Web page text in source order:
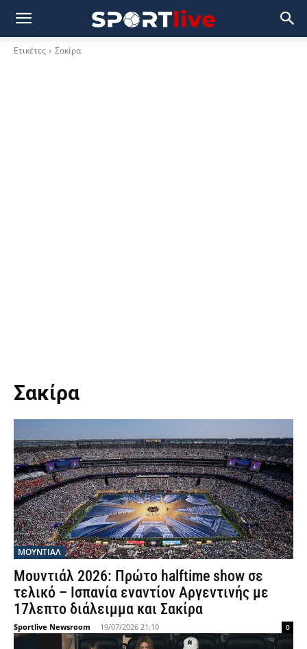
Ετικέτες Σακίρα
Σακίρα
ΜΟΥΝΤΙΆΛ
Μουντιάλ 2026: Πρώτο halftime show σε
τελικό – Ισπανία εναντίον Αργεντινής με
17λεπτο διάλειμμα και Σακίρα
Sportlive Newsroom - 19/07/2026 21:10 0